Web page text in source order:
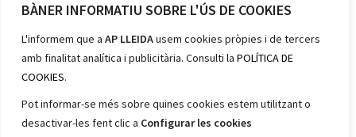
BÀNER INFORMATIU SOBRE L'ÚS DE COOKIES
L'informem que a AP LLEIDAusem cookies pròpies i de tercers
amb finalitat analítica i publicitària. Consulti la POLÍTICA DE
COOKIES.
Pot informar-se més sobre quines cookies estem utilitzant o
desactivar-les fent clic a Configurar les cookies
Membres: